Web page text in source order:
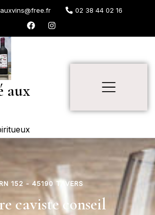
02 38 44 02 16
aux
152 - 45190 TAVERS
caviste conseil